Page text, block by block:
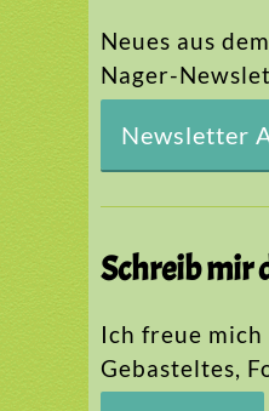
Neues aus
Nager-
Newsletter
Schreib mir
Ich freue
Gebasteltes,